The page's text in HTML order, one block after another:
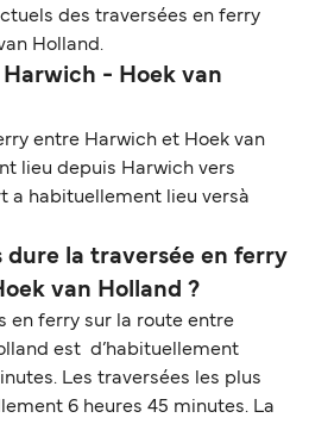
des traversées en ferry
Holland.
- Hoek van
entre Harwich et Hoek van
lieu depuis Harwich vers
a habituellement lieu versà
dure la traversée en ferry
van Holland ?
en ferry sur la route entre
est d’habituellement
Les traversées les plus
6 heures 45 minutes. La